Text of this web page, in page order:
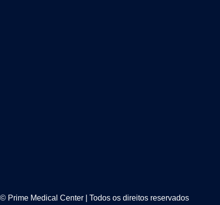
© Prime Medical Center | Todos os direitos reservados